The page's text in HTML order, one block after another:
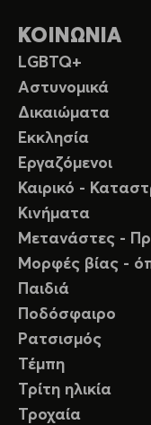
ΚΟΙΝΩΝΙΑ
LGBTQ+
Αστυνομικά
Δικαιώματα
Εκκλησία
Εργαζόμενοι
Καιρικό -
Κινήματα
Μετανάστες -
Μορφές βίας -
Παιδιά
Ποδόσφαιρο
Ρατσισμός
Τέμπη
Τρίτη ηλικία
Τροχαία